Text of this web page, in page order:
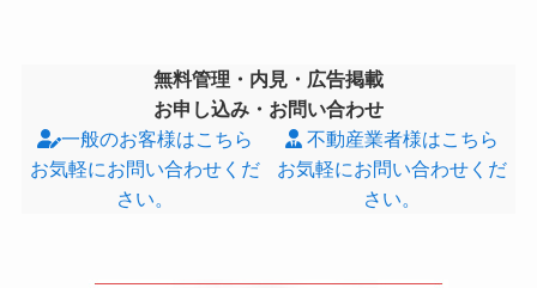
無料管理・内見・広告掲載
お申し込み・お問い合わせ
一般のお客様はこちら
お気軽にお問い合わせくだ
さい。
不動産業者様はこちら
お気軽にお問い合わせくだ
さい。